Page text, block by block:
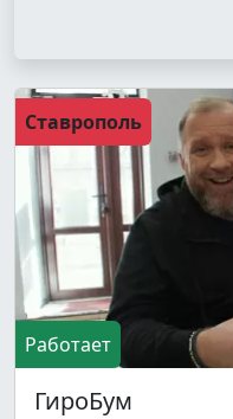
Ставрополь
Работает
ГироБум